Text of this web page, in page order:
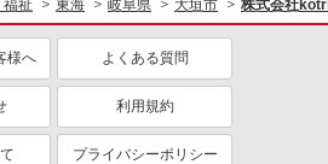
福祉 東海 岐阜県 大垣市 株式会社
様へ よくある質問
利用規約
プライバシーポリシー